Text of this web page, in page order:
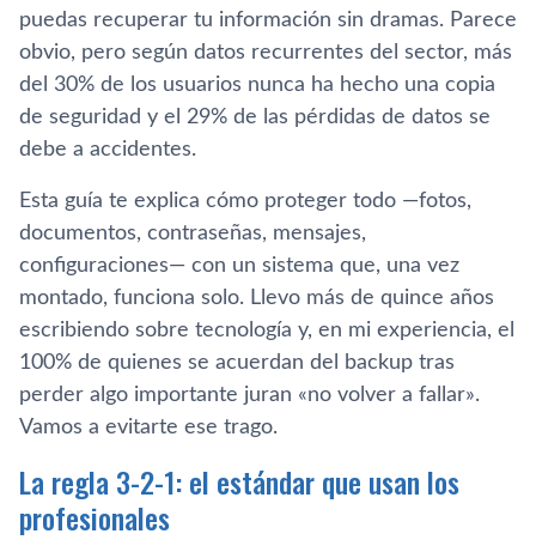
puedas recuperar tu información sin dramas. Parece
obvio, pero según datos recurrentes del sector, más
del 30% de los usuarios nunca ha hecho una copia
de seguridad y el 29% de las pérdidas de datos se
debe a accidentes.
Esta guía te explica cómo proteger todo —fotos,
documentos, contraseñas, mensajes,
configuraciones— con un sistema que, una vez
montado, funciona solo. Llevo más de quince años
escribiendo sobre tecnología y, en mi experiencia, el
100% de quienes se acuerdan del backup tras
perder algo importante juran «no volver a fallar».
Vamos a evitarte ese trago.
La regla 3-2-1: el estándar que usan los
profesionales